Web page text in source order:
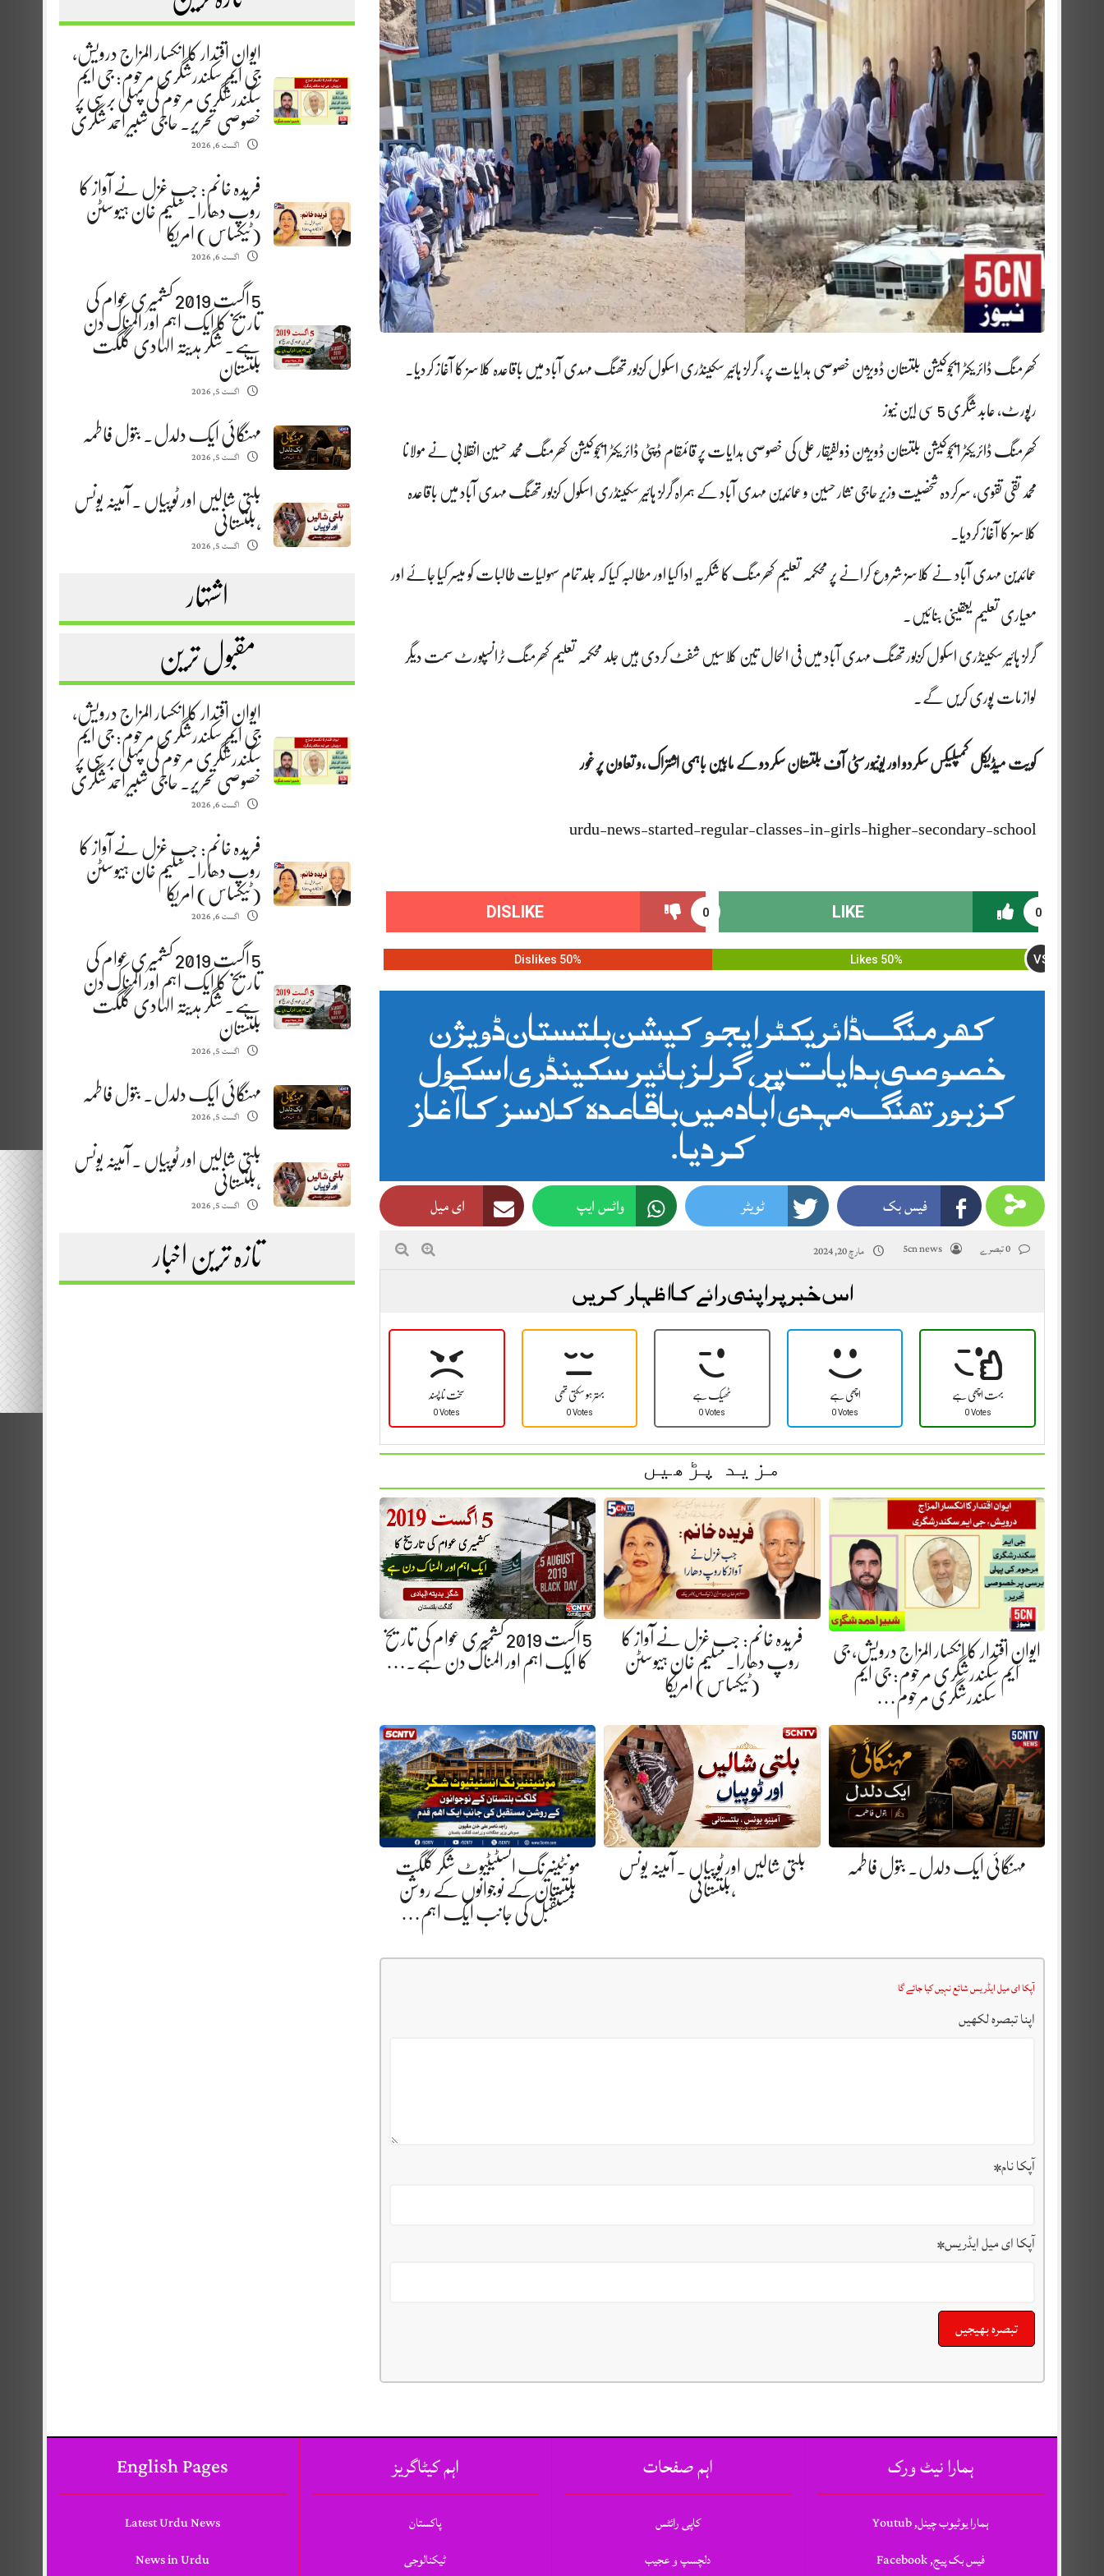
ایوانِ اقتدار کا انکسار المزاج درویش،
جی ایم سکندرشگری مرحوم: جی ایم
سکندرشگری مرحوم کی پہلی برسی پر
خصوصی تحریر. حاجی شبیر احمد شگری
اگست 6, 2026
فریدہ خانم: جب غزل نے آواز کا
روپ دھارا. سلیم خان ہیوسٹن
(ٹیکساس) امریکا
اگست 6, 2026
5 اگست 2019 کشمیری عوام کی
تاریخ کا ایک اہم اور المناک دن
ہے. شگر ہدیتہ الہادی گلگت
بلتستان
اگست 5, 2026
مہنگائی ایک دلدل. بتول فاطمہ
اگست 5, 2026
بلتی شالیں اور ٹوپیاں . آمینہ یونس
،بلتستانی
اگست 5, 2026
اشتہار
مقبول ترین
ایوانِ اقتدار کا انکسار المزاج درویش،
جی ایم سکندرشگری مرحوم: جی ایم
سکندرشگری مرحوم کی پہلی برسی پر
خصوصی تحریر. حاجی شبیر احمد شگری
اگست 6, 2026
فریدہ خانم: جب غزل نے آواز کا
روپ دھارا. سلیم خان ہیوسٹن
(ٹیکساس) امریکا
اگست 6, 2026
5 اگست 2019 کشمیری عوام کی
تاریخ کا ایک اہم اور المناک دن
ہے. شگر ہدیتہ الہادی گلگت
بلتستان
اگست 5, 2026
مہنگائی ایک دلدل. بتول فاطمہ
اگست 5, 2026
بلتی شالیں اور ٹوپیاں . آمینہ یونس
،بلتستانی
اگست 5, 2026
تازہ ترین اخبار
کھرمنگ ڈائریکٹر ایجوکیشن بلتستان ڈویژن خصوصی ہدایات پر ، گرلز ہائیر سکینڈری اسکول کزبورتھنگ مہدی آباد میں باقاعدہ کلاسز کا آغاز کردیا.
رپورٹ، عابد شگری 5 سی این نیوز
کھرمنگ ڈائریکٹر ایجوکیشن بلتستان ڈویژن ذولفیقار علی کی خصوصی ہدایات پر قائمقام ڈپٹی ڈائریکٹر ایجوکیشن کھرمنگ محمد حسین انقلابی نے مولانا
محمد تقی تقوی, سرکردہ شخصیت وزیر حاجی نثار حسین و عمائدین مہدی آباد کے ہمراہ گرلز ہائیر سکینڈری اسکول کزبورتھنگ مہدی آباد میں باقاعدہ
کلاسز کا آغاز کردیا.
عمائدین مہدی آباد نے کلاسز شروع کرانے پر محکمہ تعلیم کھرمنگ کا شکریہ ادا کیا اور مطالبہ کیا کہ جلد تمام سہولیات طالبات کو میسر کیا جائے اور
معیاری تعلیم یعقینی بنائیں.
گرلز ہائیر سکینڈری اسکول کزبورتھنگ مہدی آباد میں فی الحال تین کلاسیں شفٹ کردی ہیں جلد محکمہ تعلیم کھرمنگ ٹرانسپورٹ سمت دیگر
لوازمات پوری کریں گے.
کویت میڈیکل کمپلیکس سکردو اور یونیورسٹی آف بلتستان سکردو کے مابین باہمی اشتراک ,و تعاون پر غور
urdu-news-started-regular-classes-in-girls-higher-secondary-school
0
LIKE
0
DISLIKE
50% Likes VS
50% Dislikes
کھرمنگ ڈائریکٹر ایجوکیشن بلتستان ڈویژن
خصوصی ہدایات پر ، گرلز ہائیر سکینڈری اسکول
کزبورتھنگ مہدی آباد میں باقاعدہ کلاسز کا آغاز
کردیا.
فیس بک ٹویٹر واٹس ایپ ای میل
5cn news مارچ 20, 2024
اس خبر پر اپنی رائے کا اظہار کریں
سخت نا پسند
0 Votes
بہتر ہو سکتی تھی
0 Votes
ٹھیک ہے
0 Votes
اچھی ہے
0 Votes
بہت اچھی ہے
0 Votes
مزید پڑھیں
ایوانِ اقتدار کا انکسار المزاج درویش، جی
ایم سکندرشگری مرحوم: جی ایم
سکندرشگری مرحوم…
فریدہ خانم: جب غزل نے آواز کا
روپ دھارا. سلیم خان ہیوسٹن
(ٹیکساس) امریکا
5 اگست 2019 کشمیری عوام کی تاریخ
کا ایک اہم اور المناک دن ہے.…
مہنگائی ایک دلدل. بتول فاطمہ
بلتی شالیں اور ٹوپیاں . آمینہ یونس
،بلتستانی
مونٹینیرنگ انسٹیٹیوٹ شگر گلگت
بلتستان کے نوجوانوں کے روشن
مستقبل کی جانب ایک اہم…
آپکا ای میل ایڈریس شائع نہیں کیا جائے گا
اپنا تبصرہ لکھیں
آپکا نام*
آپکا ای میل ایڈریس*
English Pages
Latest Urdu News
News in Urdu
اہم کیٹاگریز
پاکستان
ٹیکنالوجی
اہم صفحات
کاپی رائٹس
دلچسپ و عجیب
ہمارا نیٹ ورک
ہمارا یوٹیوب چینل, Youtub
فیس بک پیج, Facebook